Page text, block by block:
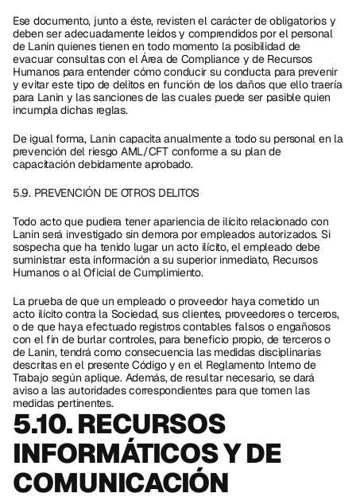
Ese documento, junto a éste, revisten el carácter de obligatorios y
deben ser adecuadamente leídos y comprendidos por el personal
de Lanin quienes tienen en todo momento la posibilidad de
evacuar consultas con el Área de Compliance y de Recursos
Humanos para entender cómo conducir su conducta para prevenir
y evitar este tipo de delitos en función de los daños que ello traería
para Lanin y las sanciones de las cuales puede ser pasible quien
incumpla dichas reglas.
De igual forma, Lanin capacita anualmente a todo su personal en la
prevención del riesgo AML/CFT conforme a su plan de
capacitación debidamente aprobado.
5.9. PREVENCIÓN DE OTROS DELITOS
Todo acto que pudiera tener apariencia de ilícito relacionado con
Lanin será investigado sin demora por empleados autorizados. Si
sospecha que ha tenido lugar un acto ilícito, el empleado debe
suministrar esta información a su superior inmediato, Recursos
Humanos o al Oficial de Cumplimiento.
La prueba de que un empleado o proveedor haya cometido un
acto ilícito contra la Sociedad, sus clientes, proveedores o terceros,
o de que haya efectuado registros contables falsos o engañosos
con el fin de burlar controles, para beneficio propio, de terceros o
de Lanin, tendrá como consecuencia las medidas disciplinarias
descritas en el presente Código y en el Reglamento Interno de
Trabajo según aplique. Además, de resultar necesario, se dará
aviso a las autoridades correspondientes para que tomen las
medidas pertinentes.
5.10. RECURSOS
INFORMÁTICOS Y DE
COMUNICACIÓN